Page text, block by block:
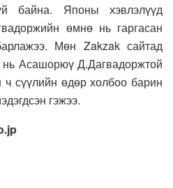
байна. Японы хэвлэлүүд
өмнө нь гаргасан
Мөн Zakzak сайтад
Асашорюү Д.Дагвадоржтой
сүүлийн өдөр холбоо барин
гэжээ.